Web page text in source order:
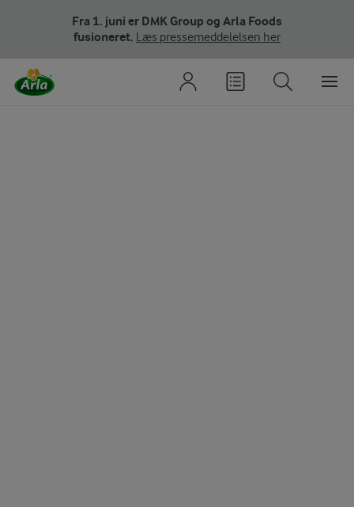
Fra 1. juni er DMK Group og Arla Foods
fusioneret. Læs pressemeddelelsen her